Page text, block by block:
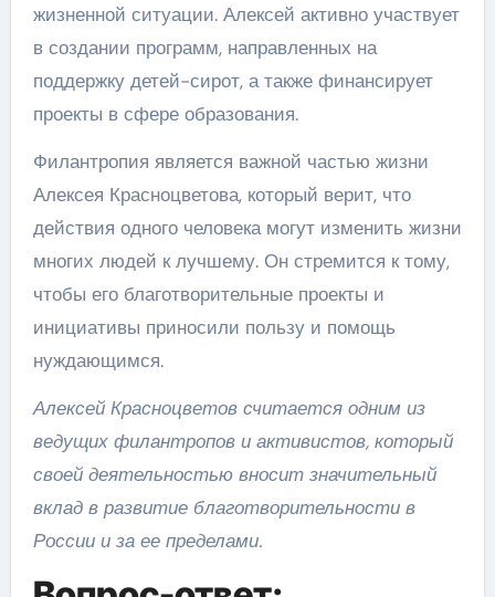
жизненной ситуации. Алексей активно участвует
в создании программ, направленных на
поддержку детей-сирот, а также финансирует
проекты в сфере образования.
Филантропия является важной частью жизни
Алексея Красноцветова, который верит, что
действия одного человека могут изменить жизни
многих людей к лучшему. Он стремится к тому,
чтобы его благотворительные проекты и
инициативы приносили пользу и помощь
нуждающимся.
Алексей Красноцветов считается одним из
ведущих филантропов и активистов, который
своей деятельностью вносит значительный
вклад в развитие благотворительности в
России и за ее пределами.